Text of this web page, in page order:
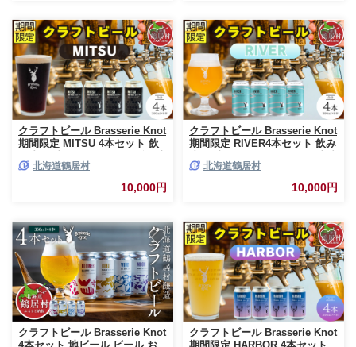
快感 華やか ブラッスリー・ノ
ット 詰め合わせ 晩酌 5種 Beer
醸造所 プレゼント 360ml ご当
地 贈答 ふるさと納税 限定 北海
道 鶴居村
ーティー 爽やか ブルワリー ブ
ラッスリー・ノット 晩酌 Beer
醸造所 プレゼント 360ml ご当
地 贈答 ふるさと納税
クラフトビール Brasserie Knot
期間限定 MITSU 4本セット 飲
域限定 芳醇 ギフト 家飲み 宅飲
み IPA ペールエール ベルジャ
ン お中元 お歳暮 缶ビール フル
ブルワリー ブラッスリー・ノッ
ト 詰め合わせ 晩酌 醸造所 プレ
ゼント 360ml ふるさと納税 限
定 北海道
北海道鶴居村
10,000円
クラフトビール Brasserie Knot
期間限定 RIVER4本セット 飲み
限定 芳醇 ギフト 家飲み 宅飲み
IPA ペールエール ベルジャン
お中元 お歳暮 缶ビール フルー
ルワリー ブラッスリー・ノット
詰め合わせ 晩酌 醸造所 プレゼ
ント 360ml ふるさと納税 限定
北海道
北海道鶴居村
10,000円
クラフトビール Brasserie Knot
クラフトビール Brasserie Knot